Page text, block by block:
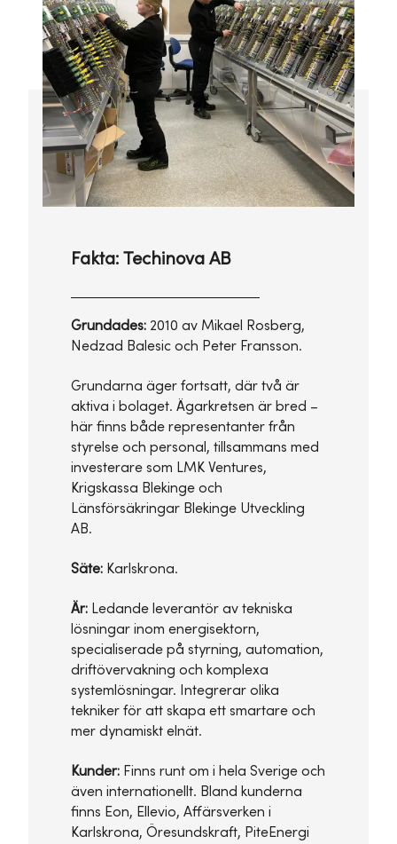
Fakta: Techinova AB
Grundades: 2010 av Mikael Rosberg,
Nedzad Balesic och Peter Fransson.
Grundarna äger fortsatt, där två är
aktiva i bolaget. Ägarkretsen är bred –
här finns både representanter från
styrelse och personal, tillsammans med
investerare som LMK Ventures,
Krigskassa Blekinge och
Länsförsäkringar Blekinge Utveckling
AB.
Säte: Karlskrona.
Är: Ledande leverantör av tekniska
lösningar inom energisektorn,
specialiserade på styrning, automation,
driftövervakning och komplexa
systemlösningar. Integrerar olika
tekniker för att skapa ett smartare och
mer dynamiskt elnät.
Kunder: Finns runt om i hela Sverige och
även internationellt. Bland kunderna
finns Eon, Ellevio, Affärsverken i
Karlskrona, Öresundskraft, PiteEnergi